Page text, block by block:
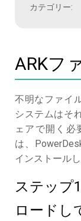
カテゴリー:
ARKフ
不明なファイ
システムはそ
ェアで開く必
は、
インストール
ステップ
ロードし